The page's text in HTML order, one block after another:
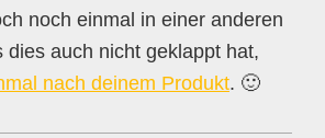
noch einmal in einer anderen
dies auch nicht geklappt hat,
nach deinem Produkt. 🙂